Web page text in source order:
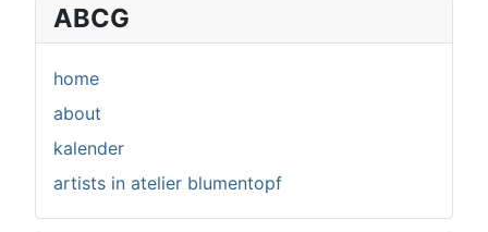
ABCG
home
about
kalender
artists in atelier blumentopf